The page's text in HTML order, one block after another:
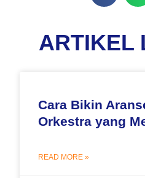
ARTIKEL
Cara Bikin
Orkestra yang
READ MORE »